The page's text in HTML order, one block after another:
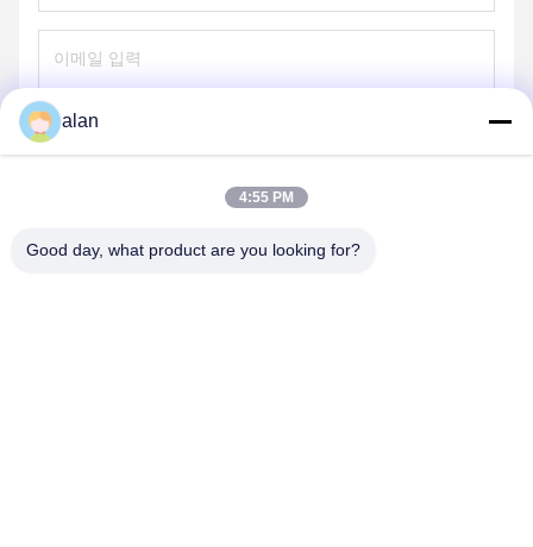
alan
4:55 PM
Good day, what product are you looking for?